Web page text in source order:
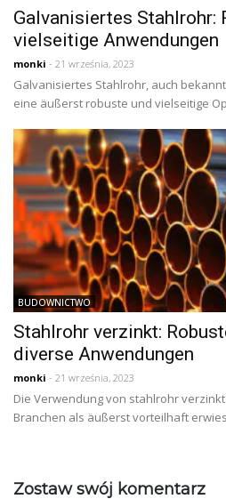
Galvanisiertes Stahlrohr:
vielseitige Anwendungen
monki - 21 września, 2023
Galvanisiertes Stahlrohr, auch
eine äußerst robuste und vielseitige
BUDOWNICTWO
Stahlrohr verzinkt:
diverse Anwendungen
monki - 21 września, 2023
Die Verwendung von stahlrohr
Branchen als äußerst vorteilhaft
Zostaw swój komentarz